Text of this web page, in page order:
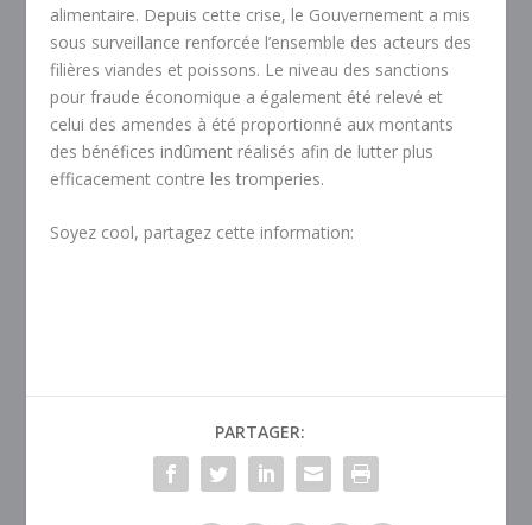
alimentaire. Depuis cette crise, le Gouvernement a mis
sous surveillance renforcée l’ensemble des acteurs des
filières viandes et poissons. Le niveau des sanctions
pour fraude économique a également été relevé et
celui des amendes à été proportionné aux montants
des bénéfices indûment réalisés afin de lutter plus
efficacement contre les tromperies.
Soyez cool, partagez cette information:
PARTAGER: